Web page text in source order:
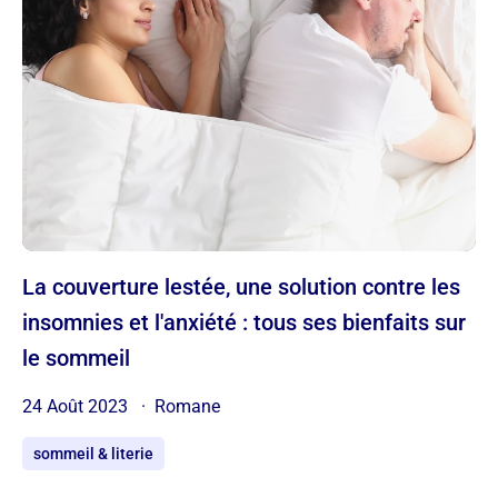
La couverture lestée, une solution contre les
insomnies et l'anxiété : tous ses bienfaits sur
le sommeil
24 Août 2023 Romane
sommeil & literie